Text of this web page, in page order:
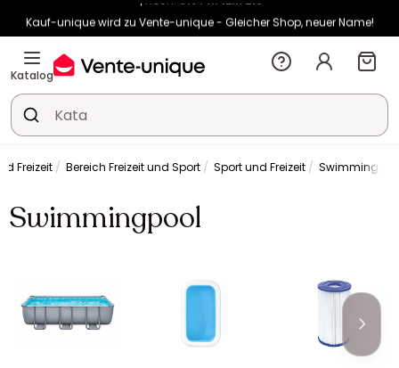
Kauf-unique wird zu Vente-unique - Gleicher Shop, neuer Name!
-10% ab 400€ mitHEAT10auf Vente-unique-Produkte
Noch:
Katalog
Freizeit Bereich Freizeit und Sport Sport und Freizeit
Swimmingpool